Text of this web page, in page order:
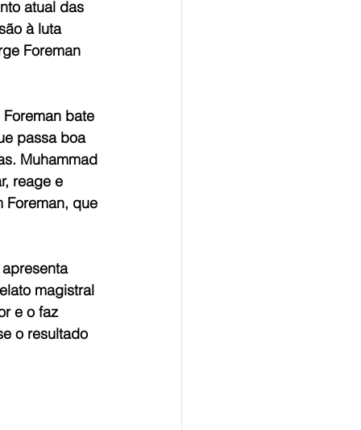
atual das
à luta
Foreman
bate
passa boa
Muhammad
reage e
Foreman, que
magistral
e o faz
o resultado